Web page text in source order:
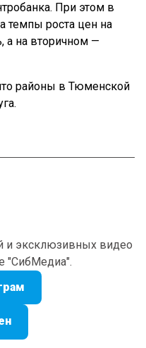
При этом в
темпы роста цен на
а на вторичном —
районы в Тюменской
и эксклюзивных видео
"СибМедиа".